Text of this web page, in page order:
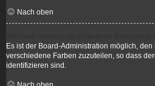
Nach oben
Es ist der Board-Administration möglich,
verschiedene Farben zuzuteilen, so dass
identifizieren sind.